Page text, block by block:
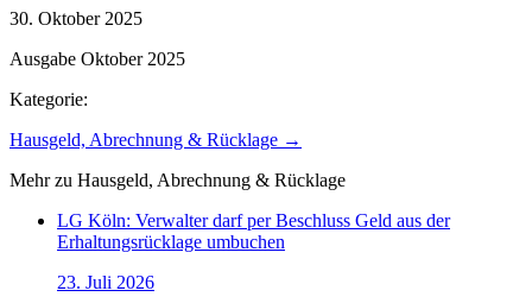
30. Oktober 2025
Ausgabe Oktober 2025
Kategorie:
Hausgeld, Abrechnung & Rücklage →
Mehr zu Hausgeld, Abrechnung & Rücklage
LG Köln: Verwalter darf per Beschluss Geld aus der
Erhaltungsrücklage umbuchen
23. Juli 2026